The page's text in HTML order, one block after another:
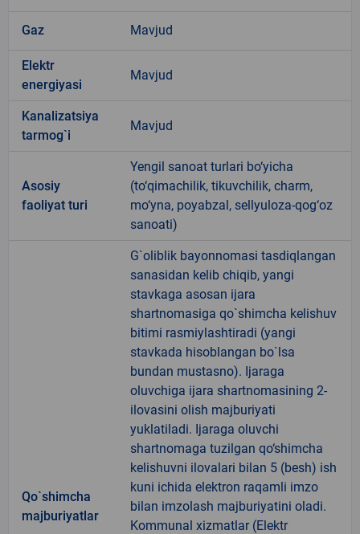
Gaz Mavjud
Elektr
energiyasi
Mavjud
Kanalizatsiya
tarmog`i
Mavjud
Аsosiy
faoliyat turi
Yengil sanoat turlari bo‘yicha
(to‘qimachilik, tikuvchilik, charm,
mo‘yna, poyabzal, sellyuloza-qog‘oz
sanoati)
Qo`shimcha
majburiyatlar
G`oliblik bayonnomasi tasdiqlangan
sanasidan kelib chiqib, yangi
stavkaga asosan ijara
shartnomasiga qo`shimcha kelishuv
bitimi rasmiylashtiradi (yangi
stavkada hisoblangan bo`lsa
bundan mustasno). Ijaraga
oluvchiga ijara shartnomasining 2-
ilovasini olish majburiyati
yuklatiladi. Ijaraga oluvchi
shartnomaga tuzilgan qo‘shimcha
kelishuvni ilovalari bilan 5 (besh) ish
kuni ichida elektron raqamli imzo
bilan imzolash majburiyatini oladi.
Kommunal xizmatlar (Elektr